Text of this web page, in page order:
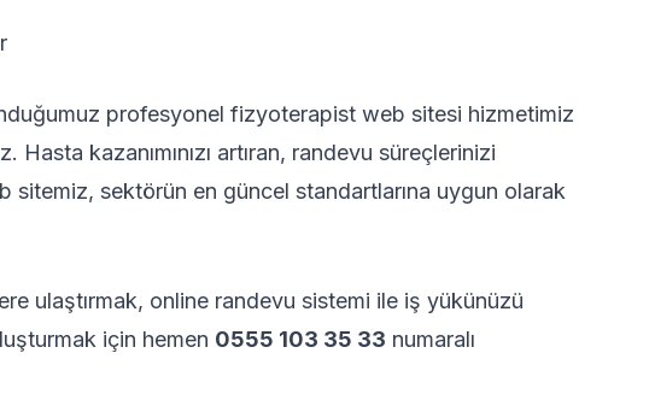
profesyonel fizyoterapist web sitesi hizmetimiz
Hasta kazanımınızı artıran, randevu süreçlerinizi
sitemiz, sektörün en güncel standartlarına uygun olarak
ulaştırmak, online randevu sistemi ile iş yükünüzü
için hemen 0555 103 35 33 numaralı